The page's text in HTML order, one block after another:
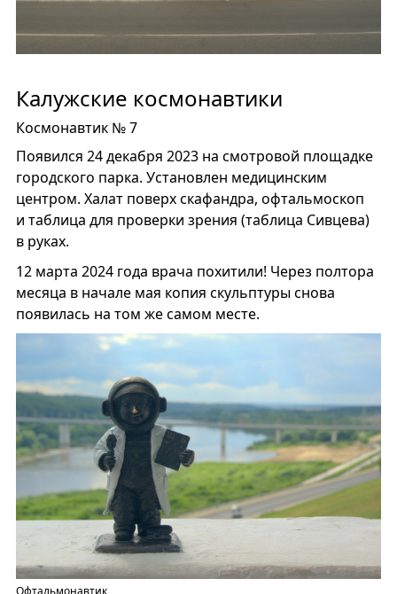
Калужские космонавтики
Космонавтик № 7
Появился 24 декабря 2023 на смотровой площадке
городского парка. Установлен медицинским
центром. Халат поверх скафандра, офтальмоскоп
и таблица для проверки зрения (таблица Сивцева)
в руках.
12 марта 2024 года врача похитили! Через полтора
месяца в начале мая копия скульптуры снова
появилась на том же самом месте.
Офтальмонавтик